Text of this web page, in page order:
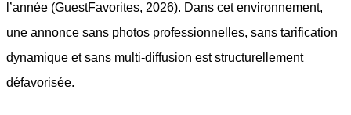
l’année (GuestFavorites, 2026). Dans cet environnement,
une annonce sans photos professionnelles, sans tarification
dynamique et sans multi-diffusion est structurellement
défavorisée.